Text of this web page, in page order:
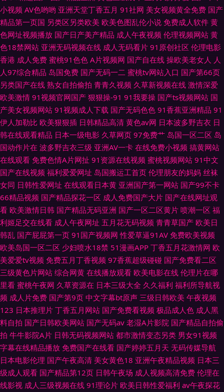
小视频 AV色哟哟 亚洲天堂丁香五月 91社网 美女视频黄全免费 国产
精品第一页国 另类区另类欧美 欧美色图乱伦小说 免费成人软件 黄
色网址视频播放 国产日产美产精品 成人午夜视频 伦理视频网站 黄
色18禁网站 亚洲无码视频在线 成人无码看片 91原创社区 伦理电影
香港 成人免费 蜜桃91色色 A片视频网 国产自在线 操欧美老女人 人
人97综合精品 岛国免费 国产无码一二 蜜桃tv网站入口 国产第66页
另类国产在线 熟女自拍偷拍 青青久视频 久草新视频在线 激情深爱
欧美激情 91视频官网国产 狠狠操-91 91我要操 国产ts视频网站 国
产美女视频网站 91视频成人下载 国产无码色色 91香蕉亚洲精品 91
伊人加勒比 欧美狠狠插 日韩精品高清 黄色av网 日本波多野吉衣 日
韩在线观看精品 日本一级电影 久草网页 97免费艹 岛国一区二区 岛
国动作片在 波多野吉衣三级 亚洲AV一卡 在线免费小视频 搞黄网站
在线观看 免费色情A片网扯 91资源在线视频 蜜桃视频网站 91中文
国产在线视频 福利爱爱网址 岛国搬运工首页 伦理朋友的妈妈 丝袜
女同 日韩性爱网址 在线观看日本黄 亚洲国产第一网站 国产99不卡
66精品视频 国产精品探花一区 成人免费国产大片 国产在线网址观
看 欧美激情日韩 国产精品无码亚洲 国产一区二区黄片 喷潮一区 福
利姬足交在线看 成人午夜网址 五月花无码视频 青青草国产 欧美日
韩乱 国产屁屁第一页 91国产视频网 性爱草逼91AV 免费欧美视频
欧美岛国一区二区 少妇喷水18禁 51漫画APP 丁香五月花激情网 欧
美爱爱tv视频 免费五月丁香视频 97香蕉超级碰碰 国产免费看二区
三级黄色片网站 综合网黄 在线播放观看 欧美电影在线 伦理片在哪
里看 蜜桃午夜网 久草资源在 日本三级大全 久久福利 福利所导航视
频 成人片免费 国产第9页 中文字幕bt原声 三级日韩欧美 午夜视频
123 日本推理片 丁香五月网站 国产免费看视频 极品成人色 成人黑
料自拍 国产日韩欧美网站 国产无码av 老湿A片影院 国产精品自拍偷
拍 牛牛影院A片 日韩无码视频网站 都市激情变态另类 男女91视频
字幕在线精品播放 免费国产在线看 国产婷婷五月天 无码传媒导航
日本电影伦理 国产午夜高清 美女黄色18 亚洲午夜精品视频 日本三
级成人观看 国产精品第12页 日韩午夜场 成人视频高清免费 伦理在
线影视 成人三级视频在线 91理论片 欧美日韩性爱福利 av午夜探花